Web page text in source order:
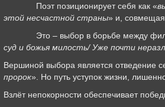
Поэт позиционирует себя как «
этой несчастной страны» и, совмещая
Это – выбор в борьбе между
суд и божья милость/ Уже почти
Вершиной выбора является отведение
пророк». Но путь уступок жизни,
Взлёт непокорности обеспечивает